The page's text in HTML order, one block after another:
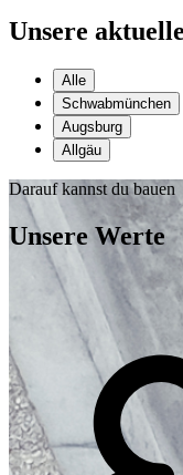
Unsere
Alle
Schwabmünchen
Augsburg
Allgäu
Darauf kannst du bauen
Unsere Werte